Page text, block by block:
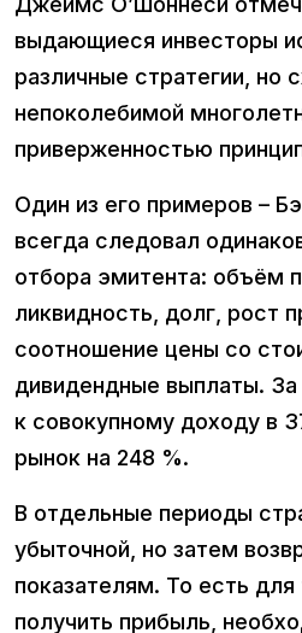
выдающиеся инвесторы
различные стратегии, но
непоколебимой
приверженностью
Один из его примеров –
всегда следовал
отбора эмитента: объём
ликвидность, долг, рост
соотношение цены со
дивидендные выплаты.
к совокупному доходу в
рынок на 248 %.
В отдельные периоды
убыточной, но затем
показателям. То есть для
получить прибыль,